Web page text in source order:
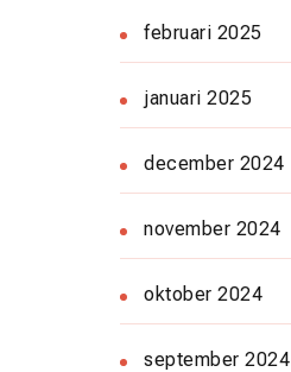
februari 2025
januari 2025
december 2024
november 2024
oktober 2024
september 2024